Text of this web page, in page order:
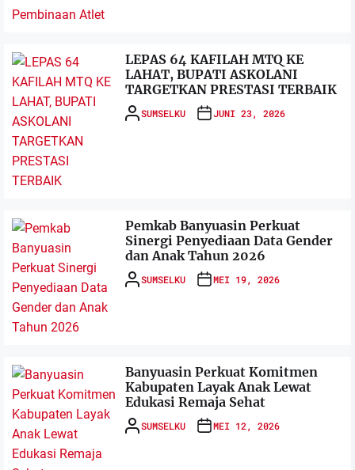
LEPAS 64 KAFILAH MTQ KE
LAHAT, BUPATI ASKOLANI
TARGETKAN PRESTASI TERBAIK
SUMSELKU JUNI 23, 2026
Pemkab Banyuasin Perkuat
Sinergi Penyediaan Data Gender
dan Anak Tahun 2026
SUMSELKU MEI 19, 2026
Banyuasin Perkuat Komitmen
Kabupaten Layak Anak Lewat
Edukasi Remaja Sehat
SUMSELKU MEI 12, 2026